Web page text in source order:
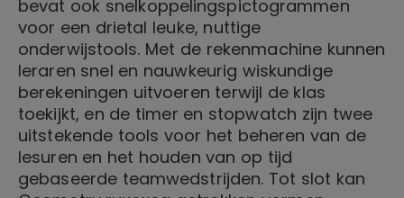
bevat ook snelkoppelingspictogrammen
voor een drietal leuke, nuttige
onderwijstools. Met de rekenmachine kunnen
leraren snel en nauwkeurig wiskundige
berekeningen uitvoeren terwijl de klas
toekijkt, en de timer en stopwatch zijn twee
uitstekende tools voor het beheren van de
lesuren en het houden van op tijd
gebaseerde teamwedstrijden. Tot slot kan